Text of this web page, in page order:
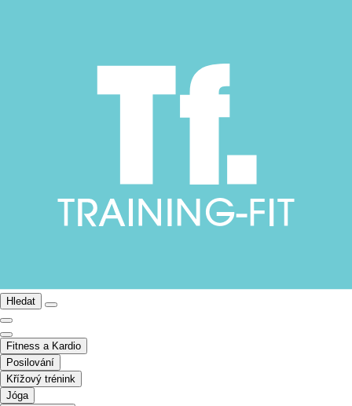
Hledat
Fitness a Kardio
Posilování
Křížový trénink
Jóga